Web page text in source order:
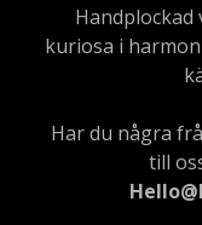
Handplockad
kuriosa i
Har du några
till